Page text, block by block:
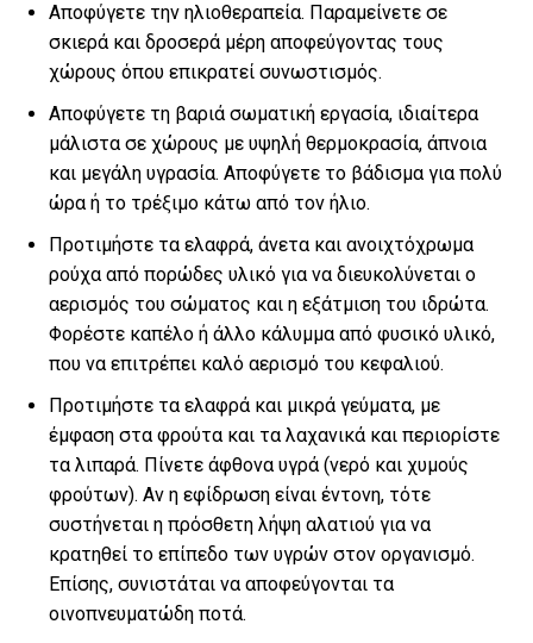
Αποφύγετε την ηλιοθεραπεία. Παραμείνετε σε
σκιερά και δροσερά μέρη αποφεύγοντας τους
χώρους όπου επικρατεί συνωστισμός.
Αποφύγετε τη βαριά σωματική εργασία, ιδιαίτερα
μάλιστα σε χώρους με υψηλή θερμοκρασία, άπνοια
και μεγάλη υγρασία. Αποφύγετε το βάδισμα για πολύ
ώρα ή το τρέξιμο κάτω από τον ήλιο.
Προτιμήστε τα ελαφρά, άνετα και ανοιχτόχρωμα
ρούχα από πορώδες υλικό για να διευκολύνεται ο
αερισμός του σώματος και η εξάτμιση του ιδρώτα.
Φορέστε καπέλο ή άλλο κάλυμμα από φυσικό υλικό,
που να επιτρέπει καλό αερισμό του κεφαλιού.
Προτιμήστε τα ελαφρά και μικρά γεύματα, με
έμφαση στα φρούτα και τα λαχανικά και περιορίστε
τα λιπαρά. Πίνετε άφθονα υγρά (νερό και χυμούς
φρούτων). Αν η εφίδρωση είναι έντονη, τότε
συστήνεται η πρόσθετη λήψη αλατιού για να
κρατηθεί το επίπεδο των υγρών στον οργανισμό.
Επίσης, συνιστάται να αποφεύγονται τα
οινοπνευματώδη ποτά.